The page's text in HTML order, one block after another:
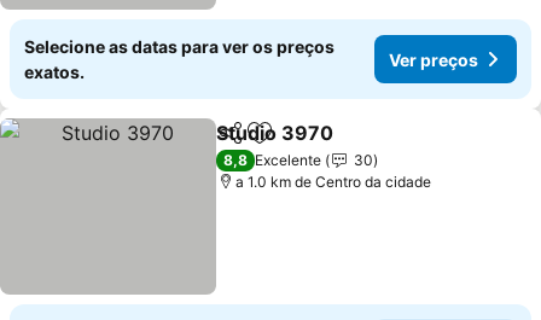
Selecione as datas para ver os preços
exatos.
Ver preços
PartilharAdicionar aos favoritos
Studio 3970
8,8 Excelente
30
a 1.0 km de Centro da cidade